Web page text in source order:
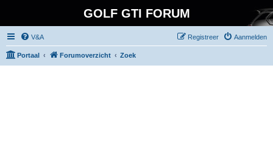
GOLF GTI FORUM
V&A Aanmelden
Registreer
Portaal Forumoverzicht Zoek